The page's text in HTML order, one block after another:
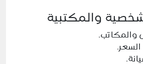
والمكتبية
والمكاتب.